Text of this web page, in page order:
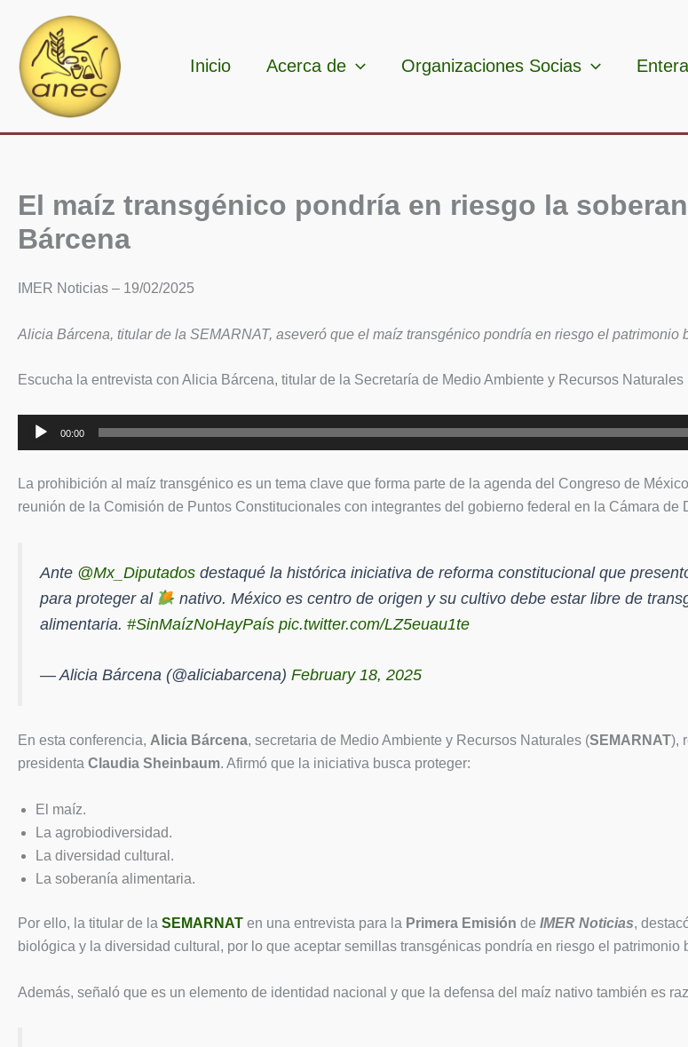
contenido
Inicio Acerca de Organizaciones Socias
El maíz transgénico pondría en riesgo la
Bárcena
IMER Noticias – 19/02/2025
Alicia Bárcena, titular de la SEMARNAT, aseveró que el maíz transgénico pondría en riesgo el patrimonio
Escucha la entrevista con Alicia Bárcena, titular de la Secretaría de Medio Ambiente y Recursos Naturales
Reproductor
de
00:00
La prohibición al maíz transgénico es un tema clave que forma parte de la agenda del Congreso de
reunión de la Comisión de Puntos Constitucionales con integrantes del gobierno federal en la Cámara de
Ante @Mx_Diputados destaqué la histórica iniciativa de reforma constitucional que
para proteger al
nativo. México es centro de origen y su cultivo debe estar libre de
alimentaria. #SinMaízNoHayPaís pic.twitter.com/LZ5euau1te
— Alicia Bárcena (@aliciabarcena) February 18, 2025
En esta conferencia, Alicia Bárcena, secretaria de Medio Ambiente y Recursos Naturales (SEMARNAT),
presidenta Claudia Sheinbaum. Afirmó que la iniciativa busca proteger:
El maíz.
La agrobiodiversidad.
La diversidad cultural.
La soberanía alimentaria.
Por ello, la titular de la SEMARNAT en una entrevista para la Primera Emisión de IMER Noticias,
biológica y la diversidad cultural, por lo que aceptar semillas transgénicas pondría en riesgo el patrimonio
Además, señaló que es un elemento de identidad nacional y que la defensa del maíz nativo también es